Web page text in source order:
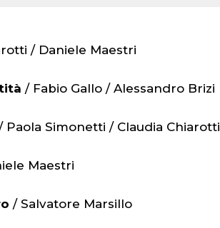
/ Daniele Maestri
/ Fabio Gallo / Alessandro Brizi
Paola Simonetti / Claudia Chiarotti
Maestri
/ Salvatore Marsillo